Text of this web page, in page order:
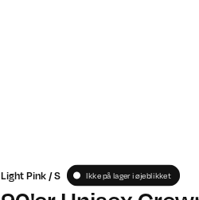
Light Pink / S Ikke på lager i øjeblikket